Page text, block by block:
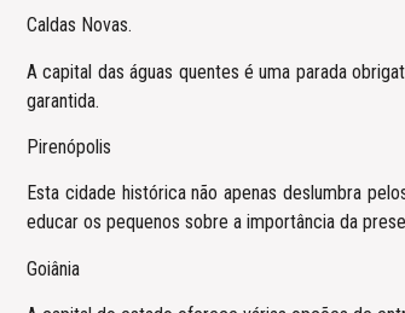
Caldas Novas.
A capital das águas quentes é uma parada
garantida.
Pirenópolis
Esta cidade histórica não apenas deslumbra
educar os pequenos sobre a importância da
Goiânia